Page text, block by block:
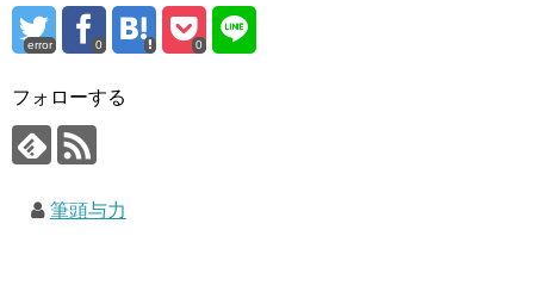
error 0 0
フォローする
筆頭与力